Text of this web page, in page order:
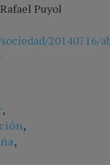
Puyol
20140716/
,
,
,